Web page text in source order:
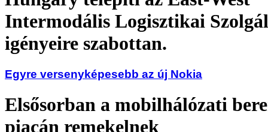
Intermodális Logisztikai
igényeire szabottan.
Egyre versenyképesebb az új Nokia
Elsősorban a mobilhálózati
piacán remekelnek